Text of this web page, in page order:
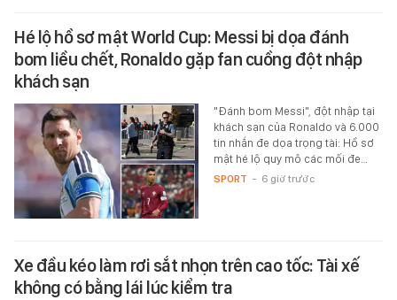
Hé lộ hồ sơ mật World Cup: Messi bị dọa đánh
bom liều chết, Ronaldo gặp fan cuồng đột nhập
khách sạn
"Đánh bom Messi", đột nhập tại
khách sạn của Ronaldo và 6.000
tin nhắn đe dọa trọng tài: Hồ sơ
mật hé lộ quy mô các mối đe…
SPORT - 6 giờ trước
Xe đầu kéo làm rơi sắt nhọn trên cao tốc: Tài xế
không có bằng lái lúc kiểm tra